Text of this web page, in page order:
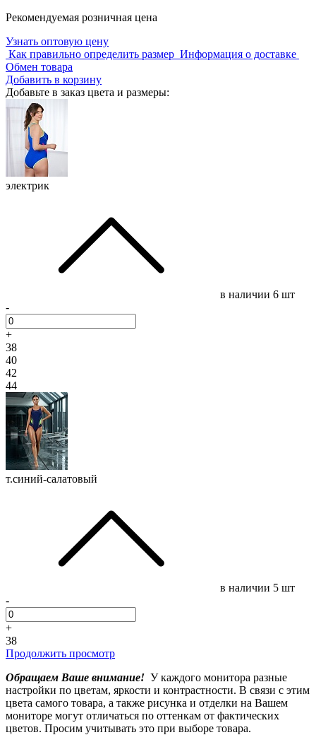
Рекомендуемая розничная цена
Узнать оптовую цену
Как правильно определить размер Информация о доставке
Обмен товара
Добавить в корзину
Добавьте в заказ цвета и размеры:
электрик
в наличии 6 шт
-
+
38
40
42
44
т.синий-салатовый
в наличии 5 шт
-
+
38
Продолжить просмотр
Обращаем Ваше внимание! У каждого монитора разные
настройки по цветам, яркости и контрастности. В связи с этим
цвета самого товара, а также рисунка и отделки на Вашем
мониторе могут отличаться по оттенкам от фактических
цветов. Просим учитывать это при выборе товара.